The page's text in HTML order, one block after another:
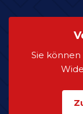
Sie